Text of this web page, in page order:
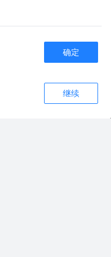
评论
确定
继续